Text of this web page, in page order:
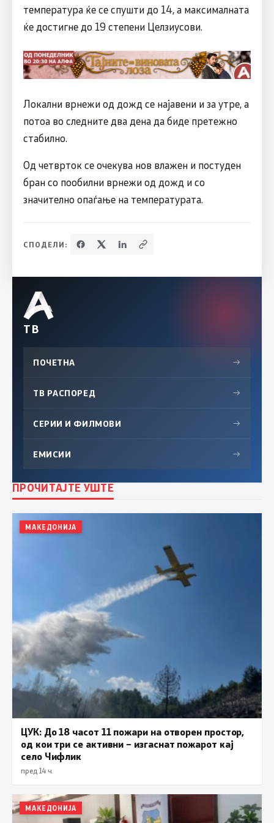
температура ќе се спушти до 14, а максималната
ќе достигне до 19 степени Целзиусови.
Локални врнежи од дожд се најавени и за утре, а
потоа во следните два дена да биде претежно
стабилно.
Од четврток се очекува нов влажен и постуден
бран со пообилни врнежи од дожд и со
значително опаѓање на температурата.
СПОДЕЛИ:
ТВ
ПОЧЕТНА →
ТВ РАСПОРЕД →
СЕРИИ И ФИЛМОВИ →
ЕМИСИИ →
ПРОЧИТАЈТЕ УШТЕ
МАКЕДОНИЈА
ЦУК: До 18 часот 11 пожари на отворен простор,
од кои три се активни – изгаснат пожарот кај
село Чифлик
пред 14 ч.
МАКЕДОНИЈА